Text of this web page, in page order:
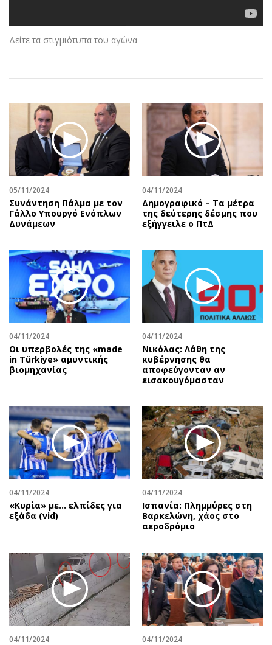
Κύπρος
Ελλάδα
Κληρώσεις Allwyn
Οικονομία
Real Estate
Επιχειρήσεις
Αγορές
Money Review
AstroBank Properties
Trends
Ναυτιλία
Περιβάλλον
Ελλάδα
Κόσμος
Πολιτισμός
Σινεμά
Εικαστικά
Βιβλίο
Χειρόγραφα
Νέα
Αυτοκίνηση
Πολιτική
Οικονομία
Γενικά
Αναδρομές
Πρόσωπα
Περιβάλλον
Good Life
Showbiz
Ταξίδια
Συνταγές
Έξοδος
Εκπομπές
Wine routes
Podcasts
Προσφορές
Προσωπικότητες στην ''Κ''
Επιστολές
Δείτε τα στιγμιότυπα του αγώνα
05/11/2024
Συνάντηση Πάλμα με τον
Γάλλο Υπουργό Ενόπλων
Δυνάμεων
04/11/2024
Δημογραφικό – Τα μέτρα
της δεύτερης δέσμης που
εξήγγειλε ο ΠτΔ
04/11/2024
Οι υπερβολές της «made
in Türkiye» αμυντικής
βιομηχανίας
04/11/2024
Νικόλας: Λάθη της
κυβέρνησης θα
αποφεύγονταν αν
εισακουγόμασταν
04/11/2024
«Κυρία» με... ελπίδες για
εξάδα (vid)
04/11/2024
Ισπανία: Πλημμύρες στη
Βαρκελώνη, χάος στο
αεροδρόμιο
04/11/2024 04/11/2024